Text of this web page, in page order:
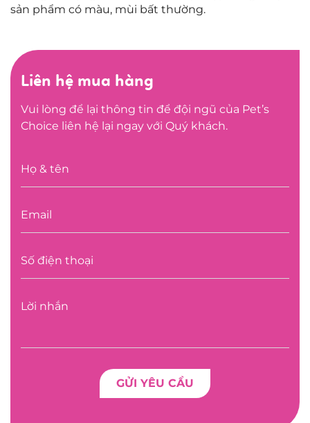
sản phẩm có màu, mùi bất thường.
Liên hệ mua hàng
Vui lòng để lại thông tin để đội ngũ của Pet’s
Choice liên hệ lại ngay với Quý khách.